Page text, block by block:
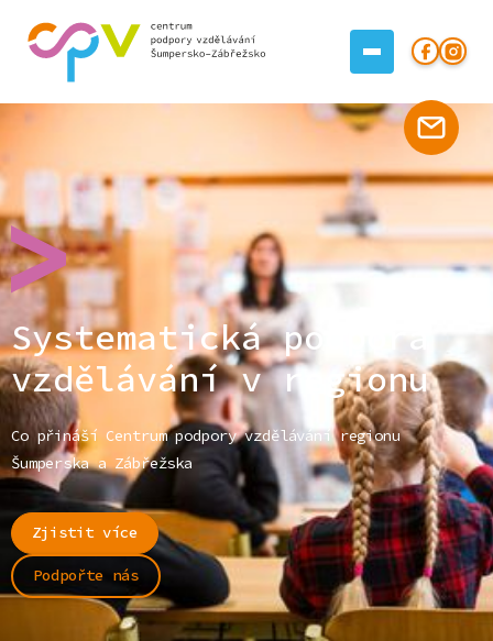
Systematická podpora
vzdělávání v regionu
Co přináší Centrum podpory vzdělávání regionu
Šumperska a Zábřežska
Zjistit více
Podpořte nás